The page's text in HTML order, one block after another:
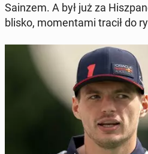
Sainzem. A był już za
blisko, mo­men­ta­mi tracił do